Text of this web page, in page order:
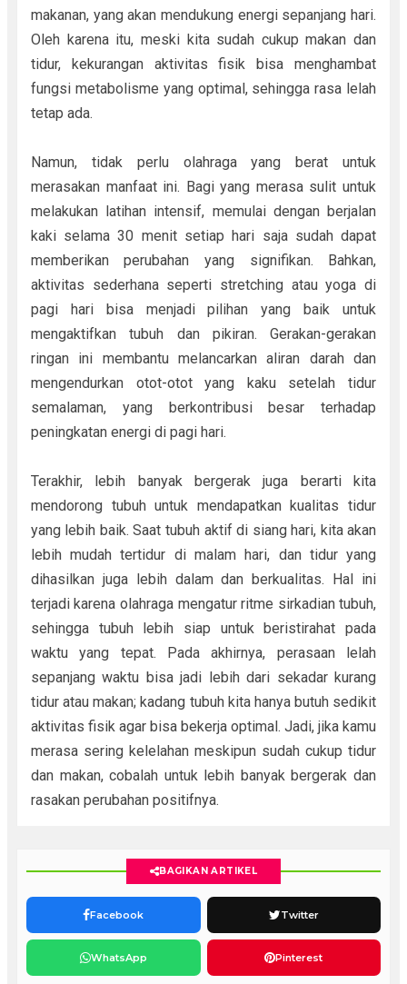
makanan, yang akan mendukung energi sepanjang hari.
Oleh karena itu, meski kita sudah cukup makan dan
tidur, kekurangan aktivitas fisik bisa menghambat
fungsi metabolisme yang optimal, sehingga rasa lelah
tetap ada.
Namun, tidak perlu olahraga yang berat untuk
merasakan manfaat ini. Bagi yang merasa sulit untuk
melakukan latihan intensif, memulai dengan berjalan
kaki selama 30 menit setiap hari saja sudah dapat
memberikan perubahan yang signifikan. Bahkan,
aktivitas sederhana seperti stretching atau yoga di
pagi hari bisa menjadi pilihan yang baik untuk
mengaktifkan tubuh dan pikiran. Gerakan-gerakan
ringan ini membantu melancarkan aliran darah dan
mengendurkan otot-otot yang kaku setelah tidur
semalaman, yang berkontribusi besar terhadap
peningkatan energi di pagi hari.
Terakhir, lebih banyak bergerak juga berarti kita
mendorong tubuh untuk mendapatkan kualitas tidur
yang lebih baik. Saat tubuh aktif di siang hari, kita akan
lebih mudah tertidur di malam hari, dan tidur yang
dihasilkan juga lebih dalam dan berkualitas. Hal ini
terjadi karena olahraga mengatur ritme sirkadian tubuh,
sehingga tubuh lebih siap untuk beristirahat pada
waktu yang tepat. Pada akhirnya, perasaan lelah
sepanjang waktu bisa jadi lebih dari sekadar kurang
tidur atau makan; kadang tubuh kita hanya butuh sedikit
aktivitas fisik agar bisa bekerja optimal. Jadi, jika kamu
merasa sering kelelahan meskipun sudah cukup tidur
dan makan, cobalah untuk lebih banyak bergerak dan
rasakan perubahan positifnya.
BAGIKAN ARTIKEL
Facebook Twitter
WhatsApp Pinterest